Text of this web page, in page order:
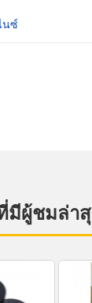
นซ์
มีผู้ชมล่า